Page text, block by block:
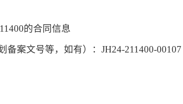
的合同信息
备案文号等，如有）： JH24-211400-00107